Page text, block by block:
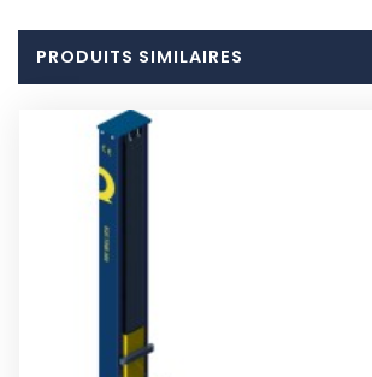
PRODUITS SIMILAIRES